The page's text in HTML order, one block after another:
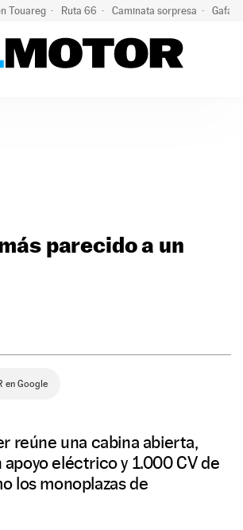
Touareg Ruta 66 Caminata sorpresa Gafas
parecido a un
en Google
reúne una cabina abierta,
eléctrico y 1.000 CV de
los monoplazas de